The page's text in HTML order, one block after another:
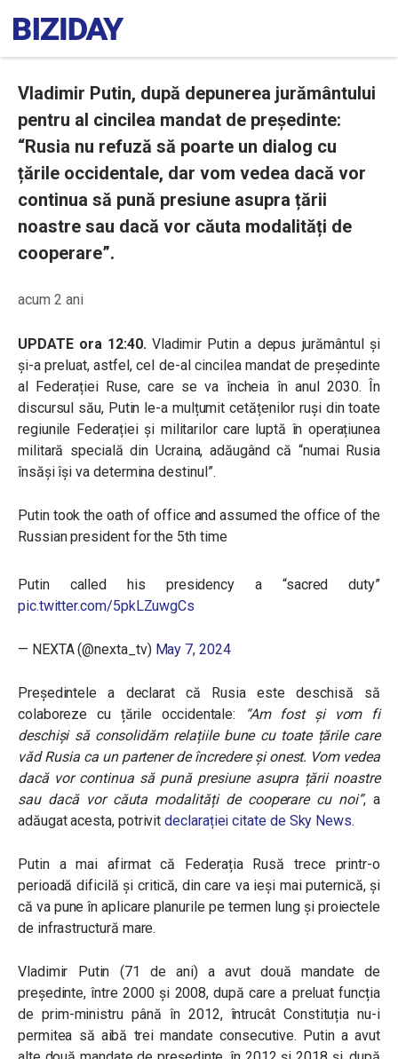
Vladimir Putin, după depunerea jurământului
pentru al cincilea mandat de președinte:
“Rusia nu refuză să poarte un dialog cu
țările occidentale, dar vom vedea dacă vor
continua să pună presiune asupra țării
noastre sau dacă vor căuta modalități de
cooperare”.
acum 2 ani
UPDATE ora 12:40. Vladimir Putin a depus jurământul și
și-a preluat, astfel, cel de-al cincilea mandat de președinte
al Federației Ruse, care se va încheia în anul 2030. În
discursul său, Putin le-a mulțumit cetățenilor ruși din toate
regiunile Federației și militarilor care luptă în operațiunea
militară specială din Ucraina, adăugând că “numai Rusia
însăși își va determina destinul”.
Putin took the oath of office and assumed the office of the
Russian president for the 5th time
Putin called his presidency a “sacred duty”
pic.twitter.com/5pkLZuwgCs
— NEXTA (@nexta_tv) May 7, 2024
Președintele a declarat că Rusia este deschisă să
colaboreze cu țările occidentale:
“Am fost și vom fi
deschiși să consolidăm relațiile bune cu toate țările care
văd Rusia ca un partener de încredere și onest. Vom vedea
dacă vor continua să pună presiune asupra țării noastre
sau dacă vor căuta modalități de cooperare cu noi”,a
adăugat acesta, potrivitdeclarației citate de Sky News.
Putin a mai afirmat că Federația Rusă trece printr-o
perioadă dificilă și critică, din care va ieși mai puternică, și
că va pune în aplicare planurile pe termen lung și proiectele
de infrastructură mare.
Vladimir Putin (71 de ani) a avut două mandate de
președinte, între 2000 și 2008, după care a preluat funcția
de prim-ministru până în 2012, întrucât Constituția nu-i
permitea să aibă trei mandate consecutive. Putin a avut